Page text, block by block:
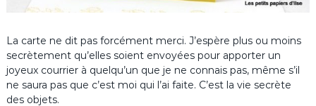
La carte ne dit pas forcément merci. J’espère plus ou moins
secrètement qu’elles soient envoyées pour apporter un
joyeux courrier à quelqu’un que je ne connais pas, même s’il
ne saura pas que c’est moi qui l’ai faite. C’est la vie secrète
des objets.